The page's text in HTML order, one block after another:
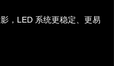
，LED 系统更稳定、更易